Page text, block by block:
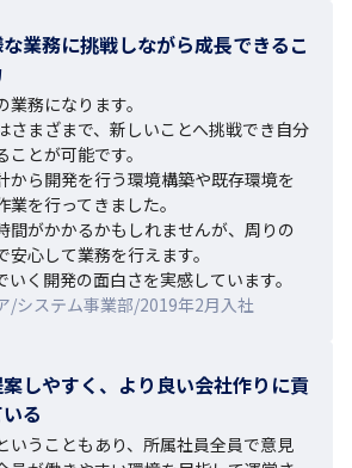
業務に挑戦しながら成長できるこ
務になります。
さまざまで、新しいことへ挑戦でき自分
とが可能です。
から開発を行う環境構築や既存環境を
を行ってきました。
間がかかるかもしれませんが、周りの
心して業務を行えます。
く開発の面白さを実感しています。
/システム事業部/2019年2月入社
しやすく、より良い会社作りに貢
る
いうこともあり、所属社員全員で意見